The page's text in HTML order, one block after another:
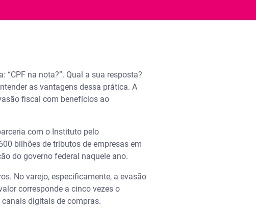
na nota?”. Qual a sua resposta?
as vantagens dessa prática. A
fiscal com benefícios ao
com o Instituto pelo
bilhões de tributos de empresas em
do governo federal naquele ano.
No varejo, especificamente, a evasão
corresponde a cinco vezes o
digitais de compras.